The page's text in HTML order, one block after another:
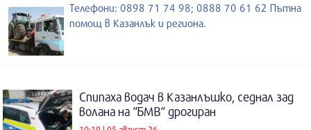
Телефони: 0898 71 74 98; 0888 70 61 62 Пътна
помощ в Казанлък и региона.
Спипаха водач в Казанлъшко, седнал зад
волана на “БМВ“ дрогиран